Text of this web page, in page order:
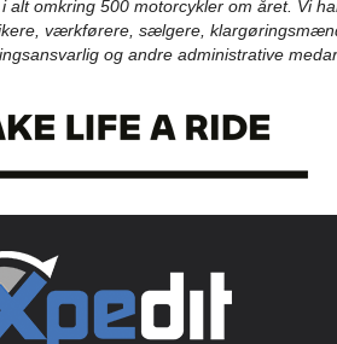
alt omkring 500 motorcykler om året. Vi
værkførere, sælgere,
og andre administrative